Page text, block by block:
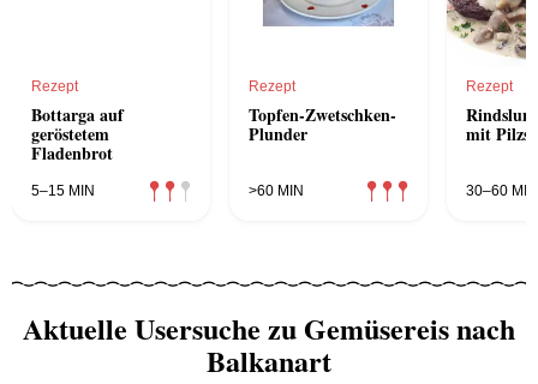
Rezept
Bottarga auf
geröstetem
Fladenbrot
5–15 MIN
Rezept
Topfen-Zwetschken-
Plunder
>60 MIN
Rezept
mit
30–60 MIN
Aktuelle Usersuche zu Gemüsereis nach
Balkanart